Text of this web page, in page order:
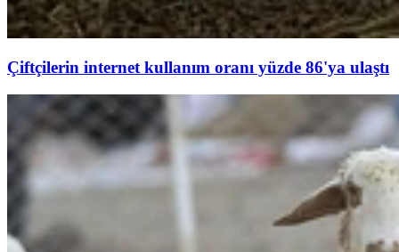
Çiftçilerin internet kullanım oranı yüzde 86'ya ulaştı